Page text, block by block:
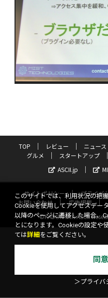
TOP レビュー ニュース
グルメ
スタートアップ
ASCII.jp
サイトポリシー プライバ
お問い合わせ
広告掲載
©KADOKAWA ASCII
このサイトでは、利用状況の把
Cookieを使用してアクセスデー
以降のページに遷移した場合、
とになります。Cookieの設定や
ては詳細 をご覧ください。
同
＞プライバ